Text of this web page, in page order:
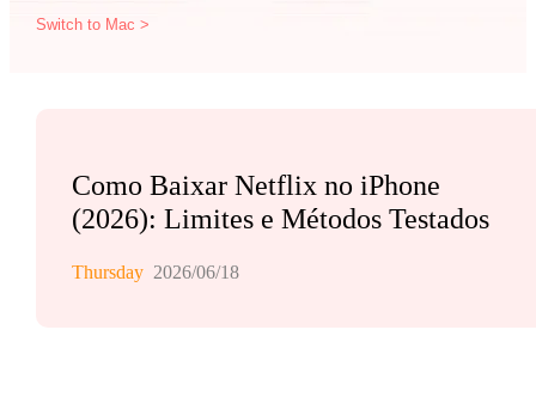
Switch to Mac >
Como Baixar Netflix no iPhone
(2026): Limites e Métodos Testados
Thursday 2026/06/18